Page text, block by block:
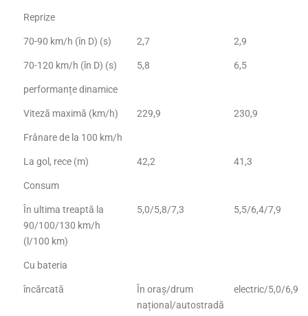
Reprize
70-90 km/h (în D) (s) 2,7 2,9
70-120 km/h (în D) (s) 5,8 6,5
performanțe dinamice
Viteză maximă (km/h) 229,9 230,9
Frânare de la 100 km/h
La gol, rece (m) 42,2 41,3
Consum
În ultima treaptă la
90/100/130 km/h
(l/100 km)
5,0/5,8/7,3 5,5/6,4/7,9
Cu bateria
încărcată
În oraș/drum
național/autostradă
electric/5,0/6,9